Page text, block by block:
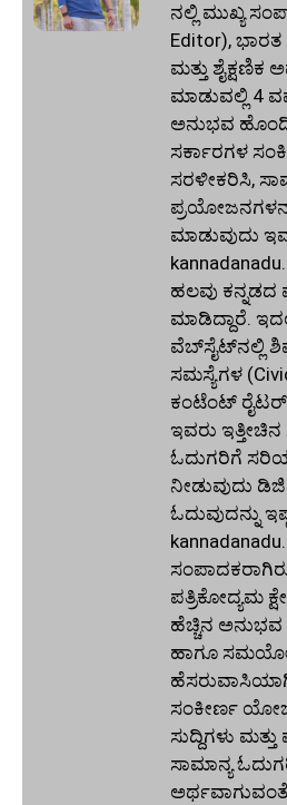
ನಲ್ಲಿ ಮುಖ್ಯ
Editor),
ಮತ್ತು ಶೈಕ್ಷಣಿಕ
ಮಾಡುವಲ್ಲಿ 4
ಅನುಭವ
ಸರ್ಕಾರಗಳ
ಸರಳೀಕರಿಸಿ,
ಮಾಡುವುದು
ಹಲವು ಕನ್ನಡದ
ಮಾಡಿದ್ದಾರೆ.
ವೆಬ್‌ಸೈಟ್‌ನಲ್ಲಿ
ಸಮಸ್ಯೆಗಳ
ಕಂಟೆಂಟ್ ರೈಟರ್
ಇವರು ಇತ್ತೀಚಿನ
ಓದುಗರಿಗೆ
ನೀಡುವುದು
ಓದುವುದನ್ನು
ಪತ್ರಿಕೋದ್ಯಮ
ಹೆಚ್ಚಿನ ಅನುಭವ
ಹಾಗೂ
ಸಂಕೀರ್ಣ
ಸುದ್ದಿಗಳು
ಸಾಮಾನ್ಯ